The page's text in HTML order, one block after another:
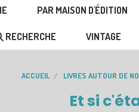
PAR MAISON D'ÉDITION
RECHERCHE VINTAGE
ACCUEIL LIVRES AUTOUR DE
Et si